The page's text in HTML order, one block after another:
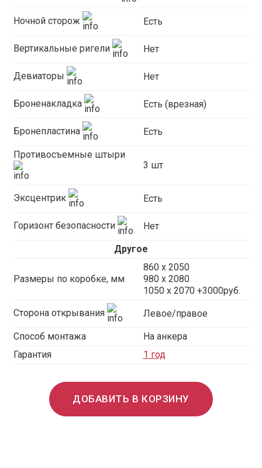
Ночной сторож Есть
Вертикальные ригели Нет
Девиаторы Нет
Броненакладка Есть (врезная)
Бронепластина Есть
Противосъемные штыри
3 шт
Эксцентрик Есть
Горизонт безопасности Нет
Другое
Размеры по коробке, мм
860 х 2050
980 x 2080
1050 x 2070 +3000руб.
Сторона открывания Левое/правое
Способ монтажа
На анкера
Гарантия
1 год
ДОБАВИТЬ В КОРЗИНУ